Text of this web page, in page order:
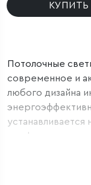
КУПИТЬ
Потолочные
современное и
любого дизайна
устанавливается
комфортное
стандартный